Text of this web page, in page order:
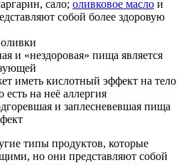
сало; оливковое масло и
собой более здоровую
и «нездоровая» пища является
иметь кислотный эффект на тело
есть на неё аллергия
и заплесневевшая пища
типы продуктов, которые
но они представляют собой